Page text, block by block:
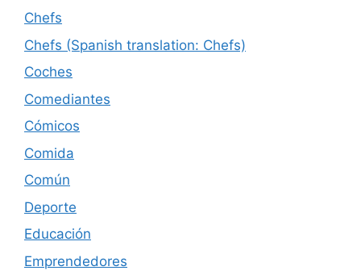
Chefs
Chefs (Spanish translation: Chefs)
Coches
Comediantes
Cómicos
Comida
Común
Deporte
Educación
Emprendedores